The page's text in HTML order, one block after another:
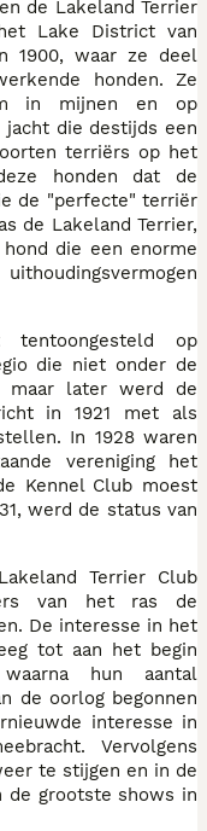
de Lakeland Terrier
Lake District van
1900, waar ze deel
honden. Ze
in mijnen en op
die destijds een
terriërs op het
honden dat de
de "perfecte" terriër
de Lakeland Terrier,
die een enorme
op
die niet onder de
maar later werd de
in 1921 met als
In 1928 waren
vereniging het
Kennel Club moest
werd de status van
Terrier Club
van het ras de
De interesse in het
tot aan het begin
hun aantal
de oorlog begonnen
interesse in
Vervolgens
te stijgen en in de
de grootste shows in